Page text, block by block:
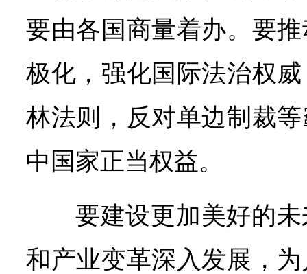
要由各国商量着办。要
极化，强化国际法治权
林法则，反对单边制裁
中国家正当权益。
要建设更加美好的
和产业变革深入发展，